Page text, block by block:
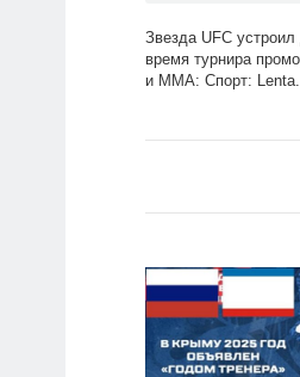
Звезда UFC устроил
время турнира
и ММА: Спорт: